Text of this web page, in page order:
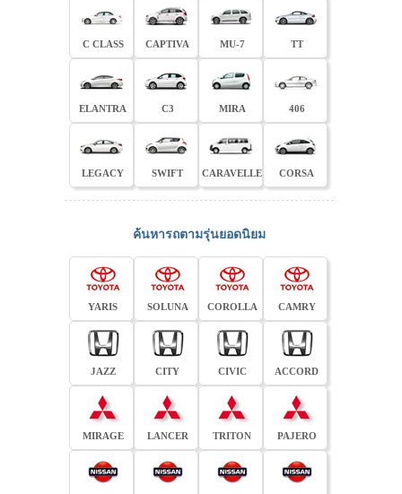
C CLASS CAPTIVA MU-7 TT
ELANTRA C3 MIRA 406
LEGACY SWIFT CARAVELLE CORSA
ค้นหารถตามรุ่นยอดนิยม
YARIS SOLUNA COROLLA CAMRY
JAZZ CITY CIVIC ACCORD
MIRAGE LANCER TRITON PAJERO